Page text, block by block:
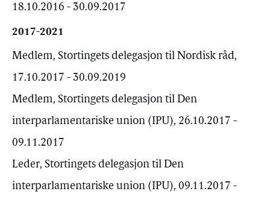
18.10.2016 - 30.09.2017
2017-2021
Medlem, Stortingets delegasjon til Nordisk råd,
17.10.2017 - 30.09.2019
Medlem, Stortingets delegasjon til Den
interparlamentariske union (IPU), 26.10.2017 -
09.11.2017
Leder, Stortingets delegasjon til Den
interparlamentariske union (IPU), 09.11.2017 -